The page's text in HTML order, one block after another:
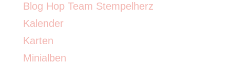
Blog Hop Team Stempelherz
Kalender
Karten
Minialben